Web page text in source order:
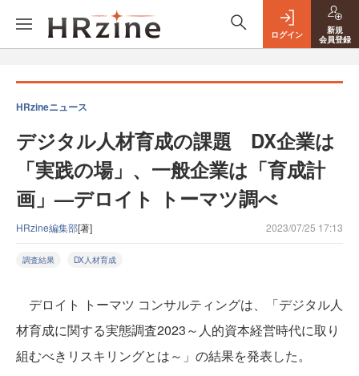
ログイン
新規
会員登録
HRzineニュース
デジタル人材育成の課題 DX企業は
「実践の場」、一般企業は「育成計
画」—デロイト トーマツ調べ
HRzine編集部[著] 2023/07/25 17:13
調査結果 DX人材育成
デロイト トーマツ コンサルティングは、「デジタル人
材育成に関する実態調査2023～人的資本経営時代に取り
組むべきリスキリングとは～」の結果を発表した。